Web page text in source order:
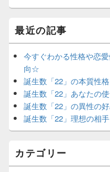
最近の記事
今すぐわかる性格や恋
向☆
誕生数「22」の本質性
誕生数「22」あなたの
誕生数「22」の異性の
誕生数「22」理想の相
カテゴリー